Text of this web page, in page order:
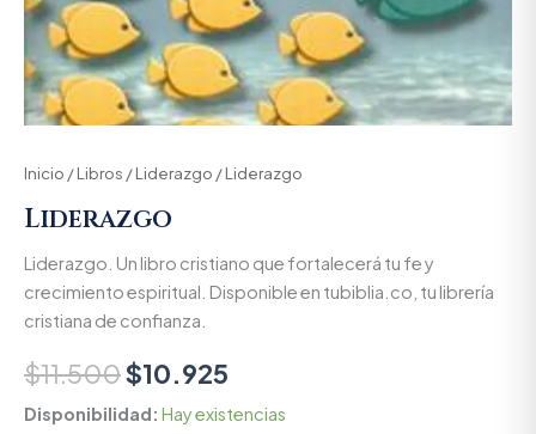
Inicio /Libros /Liderazgo / Liderazgo
Liderazgo
Liderazgo. Un libro cristiano que fortalecerá tu fe y
crecimiento espiritual. Disponible en tubiblia.co, tu librería
cristiana de confianza.
$11.500$10.925
Disponibilidad: Hay existencias